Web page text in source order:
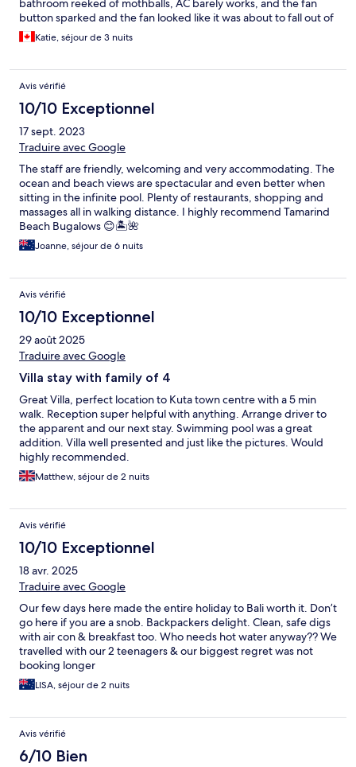
bathroom reeked of mothballs, AC barely works, and the fan
button sparked and the fan looked like it was about to fall out of
the ceiling. There was a garbage fire as the view from our door.
We booked for 3 nights and immediately left. Also location is
Katie, séjour de 3 nuits
Avis vérifié
10/10 Exceptionnel
17 sept. 2023
Traduire avec Google
The staff are friendly, welcoming and very accommodating. The
ocean and beach views are spectacular and even better when
sitting in the infinite pool. Plenty of restaurants, shopping and
massages all in walking distance. I highly recommend Tamarind
Beach Bugalows 😊🏝️🌺
Joanne, séjour de 6 nuits
Avis vérifié
10/10 Exceptionnel
29 août 2025
Traduire avec Google
Villa stay with family of 4
Great Villa, perfect location to Kuta town centre with a 5 min
walk. Reception super helpful with anything. Arrange driver to
the apparent and our next stay. Swimming pool was a great
addition. Villa well presented and just like the pictures. Would
highly recommended.
Matthew, séjour de 2 nuits
Avis vérifié
10/10 Exceptionnel
18 avr. 2025
Traduire avec Google
Our few days here made the entire holiday to Bali worth it. Don’t
go here if you are a snob. Backpackers delight. Clean, safe digs
with air con & breakfast too. Who needs hot water anyway?? We
travelled with our 2 teenagers & our biggest regret was not
booking longer
LISA, séjour de 2 nuits
Avis vérifié
6/10 Bien